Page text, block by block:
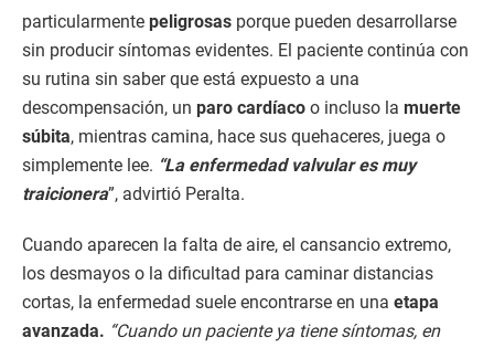
particularmente peligrosas porque pueden desarrollarse
sin producir síntomas evidentes. El paciente continúa con
su rutina sin saber que está expuesto a una
descompensación, un paro cardíaco o incluso la muerte
súbita, mientras camina, hace sus quehaceres, juega o
simplemente lee. “La enfermedad valvular es muy
traicionera”, advirtió Peralta.
Cuando aparecen la falta de aire, el cansancio extremo,
los desmayos o la dificultad para caminar distancias
cortas, la enfermedad suele encontrarse en una etapa
avanzada. “Cuando un paciente ya tiene síntomas, en